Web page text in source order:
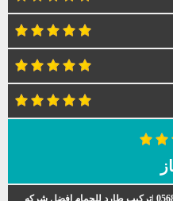
شركة مكافحة الحمام في الفجيرة |0568950034 |تركيب طارد للحمام افضل شركه